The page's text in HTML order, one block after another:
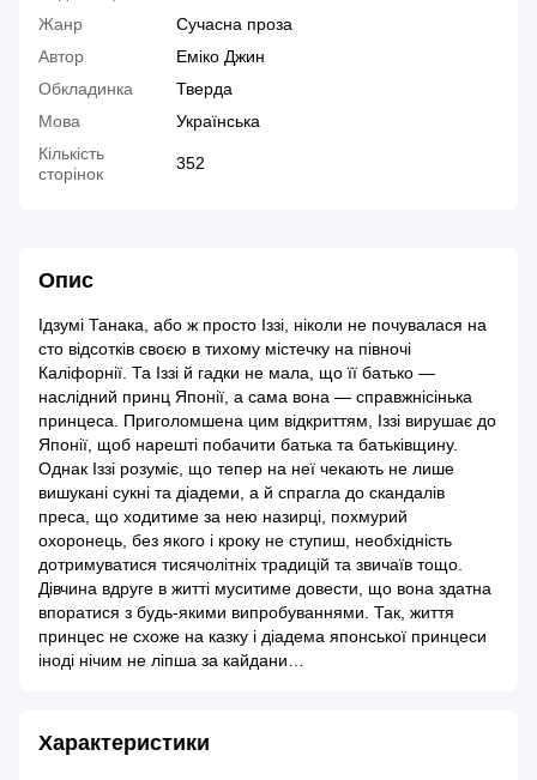
Жанр
Сучасна проза
Автор
Еміко Джин
Обкладинка
Тверда
Мова
Українська
Кількість
сторінок
352
Опис
Ідзумі Танака, або ж просто Іззі, ніколи не почувалася на
сто відсотків своєю в тихому містечку на півночі
Каліфорнії. Та Іззі й гадки не мала, що її батько —
наслідний принц Японії, а сама вона — справжнісінька
принцеса. Приголомшена цим відкриттям, Іззі вирушає до
Японії, щоб нарешті побачити батька та батьківщину.
Однак Іззі розуміє, що тепер на неї чекають не лише
вишукані сукні та діадеми, а й спрагла до скандалів
преса, що ходитиме за нею назирці, похмурий
охоронець, без якого і кроку не ступиш, необхідність
дотримуватися тисячолітніх традицій та звичаїв тощо.
Дівчина вдруге в житті муситиме довести, що вона здатна
впоратися з будь-якими випробуваннями. Так, життя
принцес не схоже на казку і діадема японської принцеси
іноді нічим не ліпша за кайдани…
Характеристики